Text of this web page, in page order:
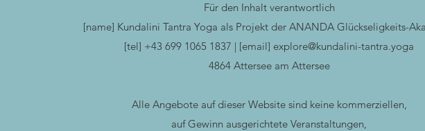
Für den Inhalt verantwortlich
[name] Kundalini Tantra Yoga als Projekt der ANANDA Glückseligkeits-
[tel] +43 699 1065 1837 | [email] explore@kundalini-tantra.yoga
4864 Attersee am Attersee
Alle Angebote auf dieser Website sind keine kommerziellen,
auf Gewinn ausgerichtete Veranstaltungen,